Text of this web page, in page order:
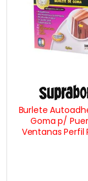
Burlete
Goma p/
Ventanas Perfil